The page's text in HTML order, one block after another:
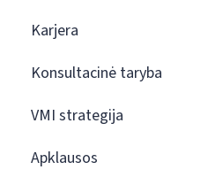
Karjera
Konsultacinė taryba
VMI strategija
Apklausos